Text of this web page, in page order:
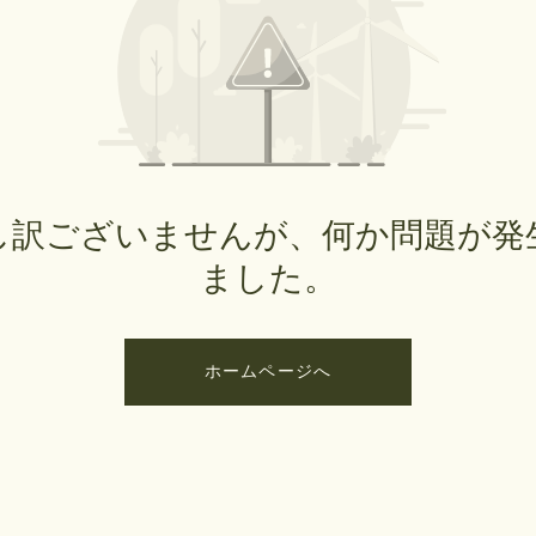
訳ございませんが、何か問題が発
ました。
ホームページへ